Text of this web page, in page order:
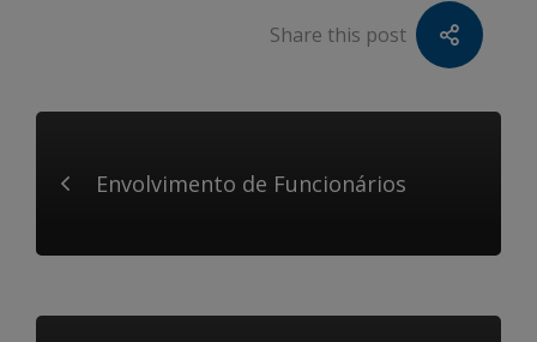
Share this post
Envolvimento de Funcionários